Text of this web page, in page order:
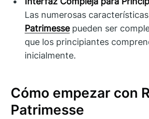
Las numerosas
Patrimessepueden ser
que los principiantes
inicialmente.
Cómo empezar con
Patrimesse